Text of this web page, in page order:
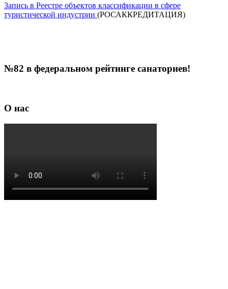
Запись в Реестре объектов классификации в сфере
туристической индустрии (РОСАККРЕДИТАЦИЯ)
№82 в федеральном рейтинге санаториев!
О нас